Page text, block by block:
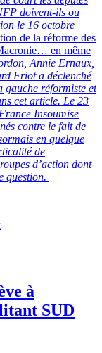
doivent-ils ou
le 16 octobre
de la réforme des
en même
Annie Ernaux,
Friot a déclenché
gauche réformiste et
cet article. Le 23
Insoumise
contre le fait de
en quelque
de
d’action dont
question.
à
SUD